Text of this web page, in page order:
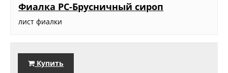
Фиалка РС-Брусничный сироп
лист фиалки
Купить